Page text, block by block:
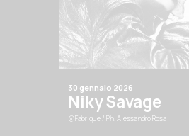
30 gennaio 2026
Niky Savage
@Fabrique / Ph. Alessandro Rosa